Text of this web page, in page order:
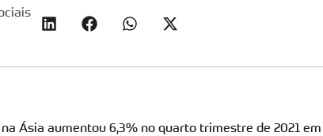
Ásia aumentou 6,3% no quarto trimestre de 2021